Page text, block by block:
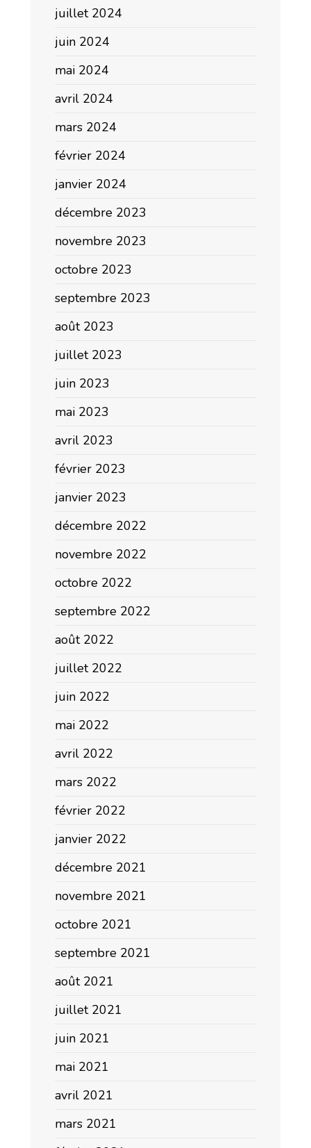
juillet 2024
juin 2024
mai 2024
avril 2024
mars 2024
février 2024
janvier 2024
décembre 2023
novembre 2023
octobre 2023
septembre 2023
août 2023
juillet 2023
juin 2023
mai 2023
avril 2023
février 2023
janvier 2023
décembre 2022
novembre 2022
octobre 2022
septembre 2022
août 2022
juillet 2022
juin 2022
mai 2022
avril 2022
mars 2022
février 2022
janvier 2022
décembre 2021
novembre 2021
octobre 2021
septembre 2021
août 2021
juillet 2021
juin 2021
mai 2021
avril 2021
mars 2021